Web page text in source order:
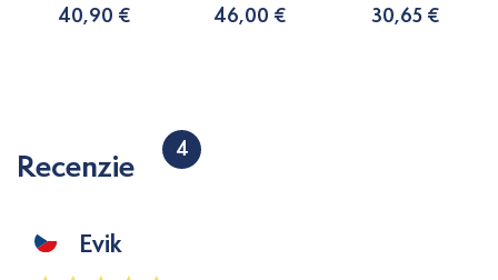
40,90 € 46,00 € 30,65 €
Recenzie 4
Evik